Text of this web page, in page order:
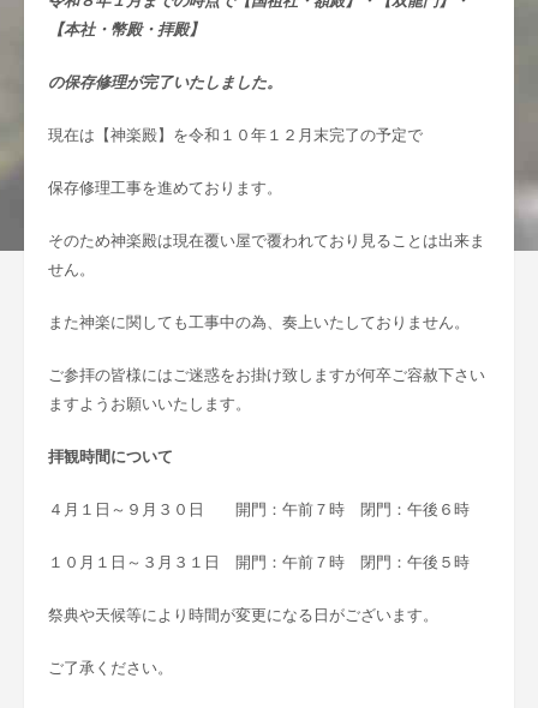
【本社・幣殿・拝殿】
の保存修理が完了いたしました。
現在は【神楽殿】を令和１０年１２月末完了の予定で
保存修理工事を進めております。
そのため神楽殿は現在覆い屋で覆われており見ることは出来ま
せん。
また神楽に関しても工事中の為、奏上いたしておりません。
ご参拝の皆様にはご迷惑をお掛け致しますが何卒ご容赦下さい
ますようお願いいたします。
拝観時間について
４月１日～９月３０日 開門：午前７時 閉門：午後６時
１０月１日～３月３１日 開門：午前７時 閉門：午後５時
祭典や天候等により時間が変更になる日がございます。
ご了承ください。